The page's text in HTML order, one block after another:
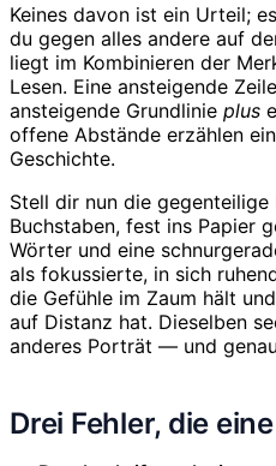
Keines davon ist ein Urteil;
du gegen alles andere auf
liegt im Kombinieren der
Lesen. Eine ansteigende
ansteigende Grundlinie plus
offene Abstände erzählen
Geschichte.
Stell dir nun die
Buchstaben, fest ins Papier
Wörter und eine
als fokussierte, in sich
die Gefühle im Zaum hält
auf Distanz hat. Dieselben
anderes Porträt — und
Drei Fehler, die